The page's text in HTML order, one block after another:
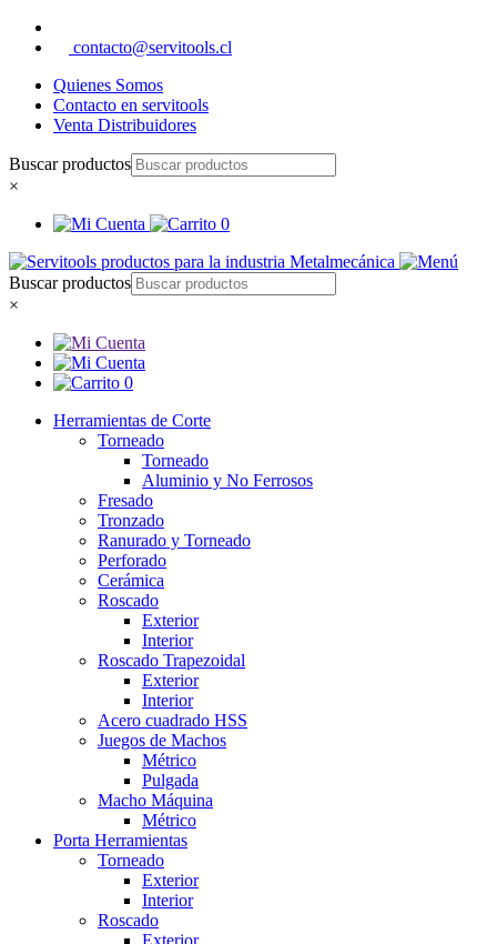
contacto@servitools.cl
Quienes Somos
Contacto en servitools
Venta Distribuidores
Buscar productos
×
0
Buscar productos
×
0
Herramientas de Corte
Torneado
Torneado
Aluminio y No Ferrosos
Fresado
Tronzado
Ranurado y Torneado
Perforado
Cerámica
Roscado
Exterior
Interior
Roscado Trapezoidal
Exterior
Interior
Acero cuadrado HSS
Juegos de Machos
Métrico
Pulgada
Macho Máquina
Métrico
Porta Herramientas
Torneado
Exterior
Interior
Roscado
Exterior